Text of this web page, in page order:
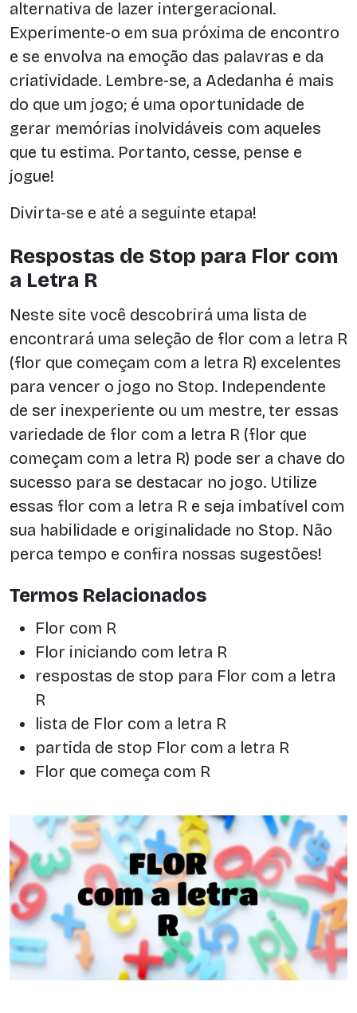
alternativa de lazer intergeracional.
Experimente-o em sua próxima de encontro
e se envolva na emoção das palavras e da
criatividade. Lembre-se, a Adedanha é mais
do que um jogo; é uma oportunidade de
gerar memórias inolvidáveis com aqueles
que tu estima. Portanto, cesse, pense e
jogue!
Divirta-se e até a seguinte etapa!
Respostas de Stop para Flor com
a Letra R
Neste site você descobrirá uma lista de
encontrará uma seleção de flor com a letra R
(flor que começam com a letra R) excelentes
para vencer o jogo no Stop. Independente
de ser inexperiente ou um mestre, ter essas
variedade de flor com a letra R (flor que
começam com a letra R) pode ser a chave do
sucesso para se destacar no jogo. Utilize
essas flor com a letra R e seja imbatível com
sua habilidade e originalidade no Stop. Não
perca tempo e confira nossas sugestões!
Termos Relacionados
Flor com R
Flor iniciando com letra R
respostas de stop para Flor com a letra
R
lista de Flor com a letra R
partida de stop Flor com a letra R
Flor que começa com R